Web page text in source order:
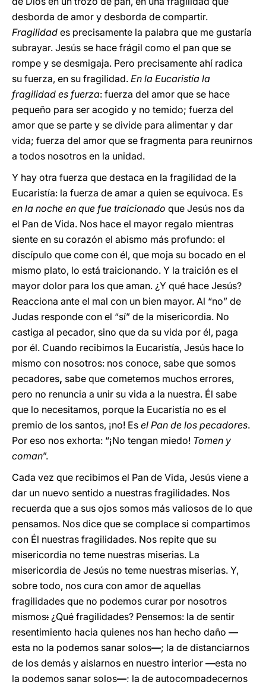
desborda de amor y desborda de compartir.
Fragilidad es precisamente la palabra que me gustaría
subrayar. Jesús se hace frágil como el pan que se
rompe y se desmigaja. Pero precisamente ahí radica
su fuerza, en su fragilidad. En la Eucaristía la
fragilidad es fuerza: fuerza del amor que se hace
pequeño para ser acogido y no temido; fuerza del
amor que se parte y se divide para alimentar y dar
vida; fuerza del amor que se fragmenta para reunirnos
a todos nosotros en la unidad.
Y hay otra fuerza que destaca en la fragilidad de la
Eucaristía: la fuerza de amar a quien se equivoca. Es
en la noche en que fue traicionado que Jesús nos da
el Pan de Vida. Nos hace el mayor regalo mientras
siente en su corazón el abismo más profundo: el
discípulo que come con él, que moja su bocado en el
mismo plato, lo está traicionando. Y la traición es el
mayor dolor para los que aman. ¿Y qué hace Jesús?
Reacciona ante el mal con un bien mayor. Al “no” de
Judas responde con el “sí” de la misericordia. No
castiga al pecador, sino que da su vida por él, paga
por él. Cuando recibimos la Eucaristía, Jesús hace lo
mismo con nosotros: nos conoce, sabe que somos
pecadores, sabe que cometemos muchos errores,
pero no renuncia a unir su vida a la nuestra. Él sabe
que lo necesitamos, porque la Eucaristía no es el
premio de los santos, ¡no! Es el Pan de los pecadores.
Por eso nos exhorta: “¡No tengan miedo! Tomen y
coman”.
Cada vez que recibimos el Pan de Vida, Jesús viene a
dar un nuevo sentido a nuestras fragilidades. Nos
recuerda que a sus ojos somos más valiosos de lo que
pensamos. Nos dice que se complace si compartimos
con Él nuestras fragilidades. Nos repite que su
misericordia no teme nuestras miserias. La
misericordia de Jesús no teme nuestras miserias. Y,
sobre todo, nos cura con amor de aquellas
fragilidades que no podemos curar por nosotros
mismos: ¿Qué fragilidades? Pensemos: la de sentir
resentimiento hacia quienes nos han hecho daño —
esta no la podemos sanar solos—; la de distanciarnos
de los demás y aislarnos en nuestro interior —esta no
la podemos sanar solos—; la de autocompadecernos